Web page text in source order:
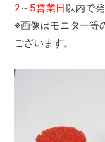
2～5営業日以内で
※画像はモニター等
ございます。